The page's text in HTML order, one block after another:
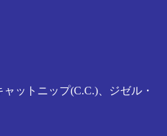
ットニップ(C.C.)、ジゼル・